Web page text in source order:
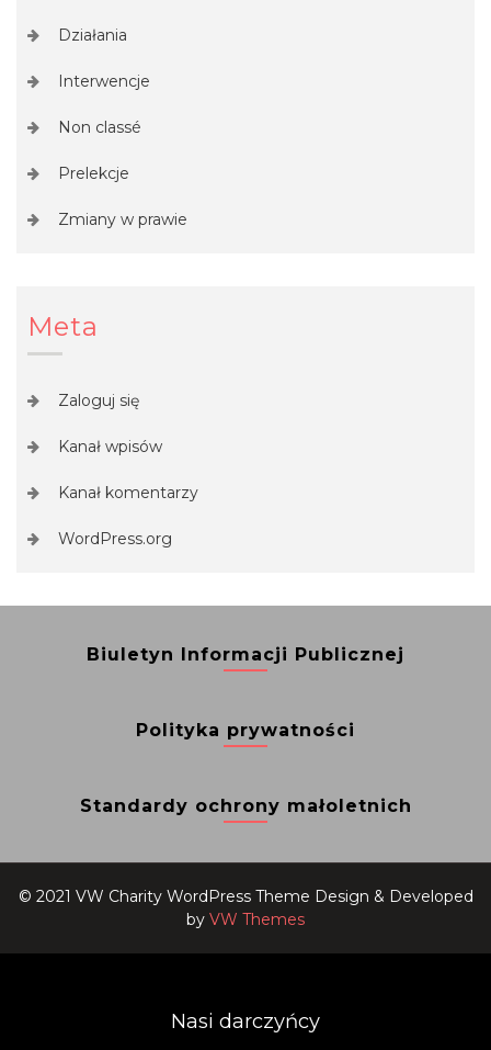
Działania
Interwencje
Non classé
Prelekcje
Zmiany w prawie
Meta
Zaloguj się
Kanał wpisów
Kanał komentarzy
WordPress.org
Biuletyn Informacji Publicznej
Polityka prywatności
Standardy ochrony małoletnich
© 2021 VW Charity WordPress Theme Design & Developed
by VW Themes
Nasi darczyńcy